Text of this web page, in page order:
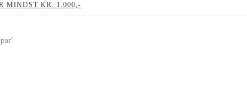
MINDST KR. 1.000,-